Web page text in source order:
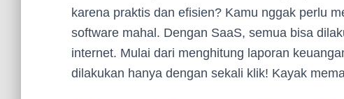
karena praktis dan efisien? Kamu nggak perlu
software mahal. Dengan SaaS, semua bisa
internet. Mulai dari menghitung laporan
dilakukan hanya dengan sekali klik! Kayak